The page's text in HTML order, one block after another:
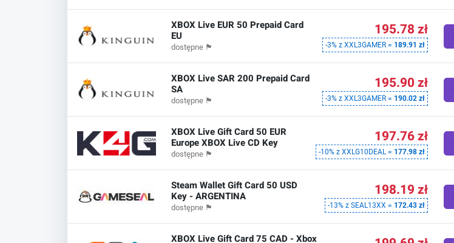
XBOX Live EUR 50 Prepaid Card
EU
dostępne 🏴
195.78 zł
-3% z XXL3GAMER = 189.91 zł
XBOX Live SAR 200 Prepaid Card
SA
dostępne 🏴
195.90 zł
-3% z XXL3GAMER = 190.02 zł
XBOX Live Gift Card 50 EUR
Europe XBOX Live CD Key
dostępne 🏴
197.76 zł
-10% z XXLG10DEAL = 177.98 zł
Steam Wallet Gift Card 50 USD
Key - ARGENTINA
dostępne 🏴
198.19 zł
-13% z SEAL13XX = 172.43 zł
XBOX Live Gift Card 75 CAD - Xbox